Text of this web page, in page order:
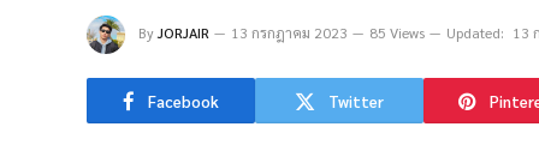
ByJORJAIR 13 กรกฎาคม 2023 85 Views Updated: 13
Facebook Twitter